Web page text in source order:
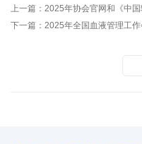
上一篇： 2025年协会官网和《中
下一篇： 2025年全国血液管理工